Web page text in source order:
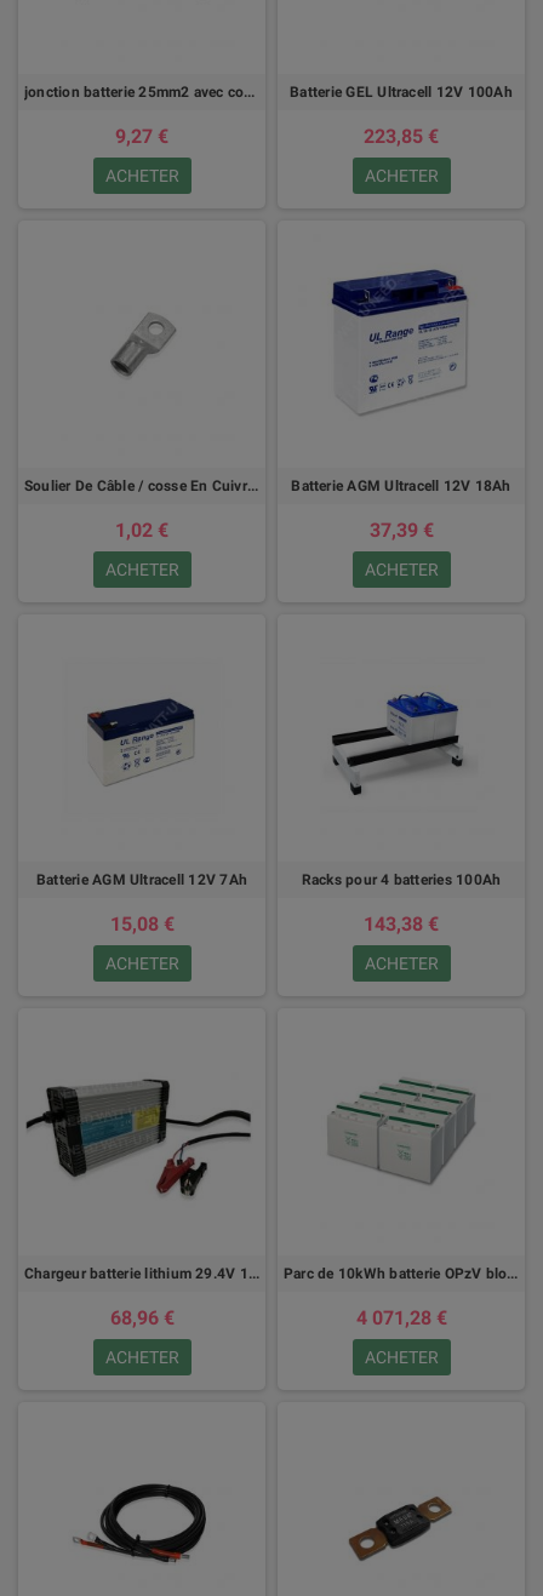
jonction batterie 25mm2 avec cosses
9,27 €
ACHETER
Batterie GEL Ultracell 12V 100Ah
223,85 €
ACHETER
Soulier De Câble / cosse En Cuivre Étamé 25mm² X M8
1,02 €
ACHETER
Batterie AGM Ultracell 12V 18Ah
37,39 €
ACHETER
Batterie AGM Ultracell 12V 7Ah
15,08 €
ACHETER
Racks pour 4 batteries 100Ah
143,38 €
ACHETER
Chargeur batterie lithium 29.4V 14A
68,96 €
ACHETER
Parc de 10kWh batterie OPzV bloc solar.power
4 071,28 €
ACHETER